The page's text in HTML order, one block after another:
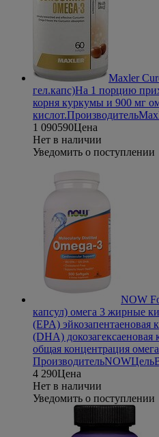
Maxler
гел.капс)На 1 порцию
корня куркумы и 900 мг
кислот.Производитель
1 090590Цена
Нет в наличии
Уведомить о поступлении
NOW
капсул) омега 3 жирные
(EPA) эйкозапентаеновая
(DHA) докозагексаеновая
общая концентрация
ПроизводительNOWЦель
4 290Цена
Нет в наличии
Уведомить о поступлении